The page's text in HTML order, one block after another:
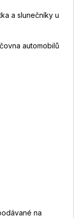
a slunečníky u
automobilů
na